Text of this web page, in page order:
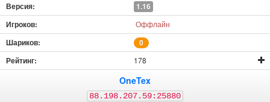
1.16
Оффлайн
0
178
OneTex
88.198.207.59:25880